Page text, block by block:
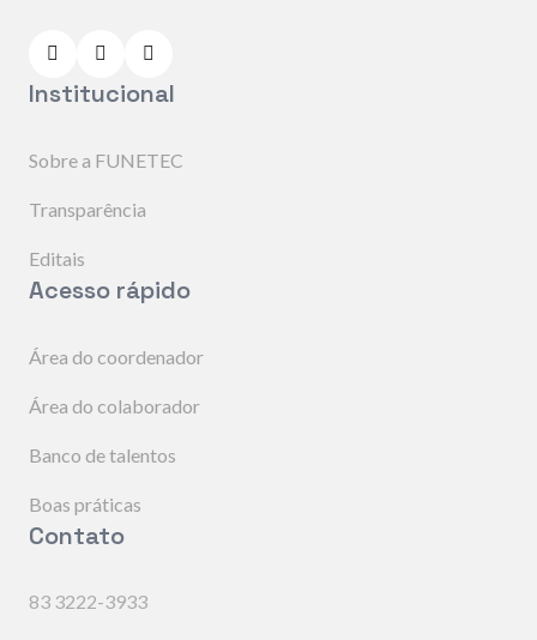
Institucional
Sobre a FUNETEC
Transparência
Editais
Acesso rápido
Área do coordenador
Área do colaborador
Banco de talentos
Boas práticas
Contato
83 3222-3933